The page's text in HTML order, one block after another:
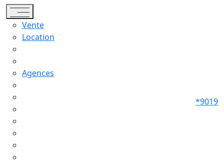
Toggle navigation
Vente
Location
Agences
*9019